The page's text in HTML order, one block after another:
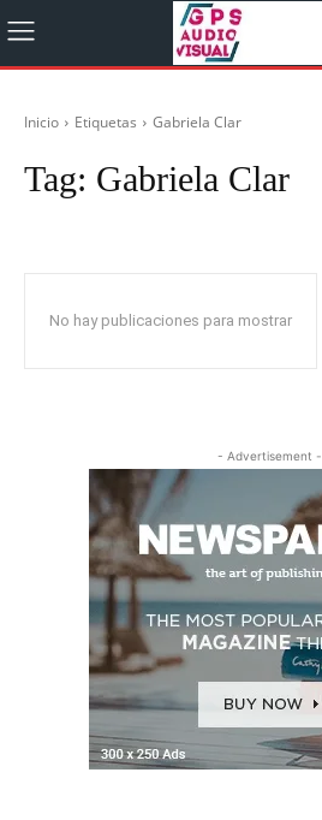
Inicio Etiquetas Gabriela Clar
Tag: Gabriela Clar
No hay publicaciones para mostrar
- Advertisement -